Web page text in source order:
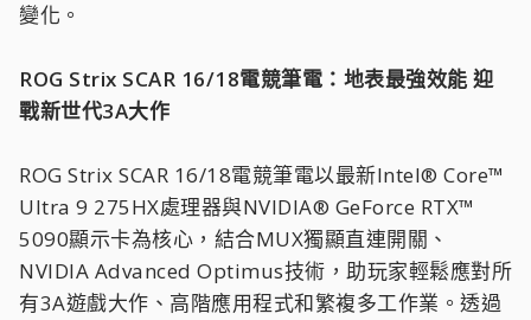
變化。
ROG Strix SCAR 16/18電競筆電：地表最強效能 迎
戰新世代3A大作
ROG Strix SCAR 16/18電競筆電以最新Intel® Core™
Ultra 9 275HX處理器與NVIDIA® GeForce RTX™
5090顯示卡為核心，結合MUX獨顯直連開關、
NVIDIA Advanced Optimus技術，助玩家輕鬆應對所
有3A遊戲大作、高階應用程式和繁複多工作業。透過